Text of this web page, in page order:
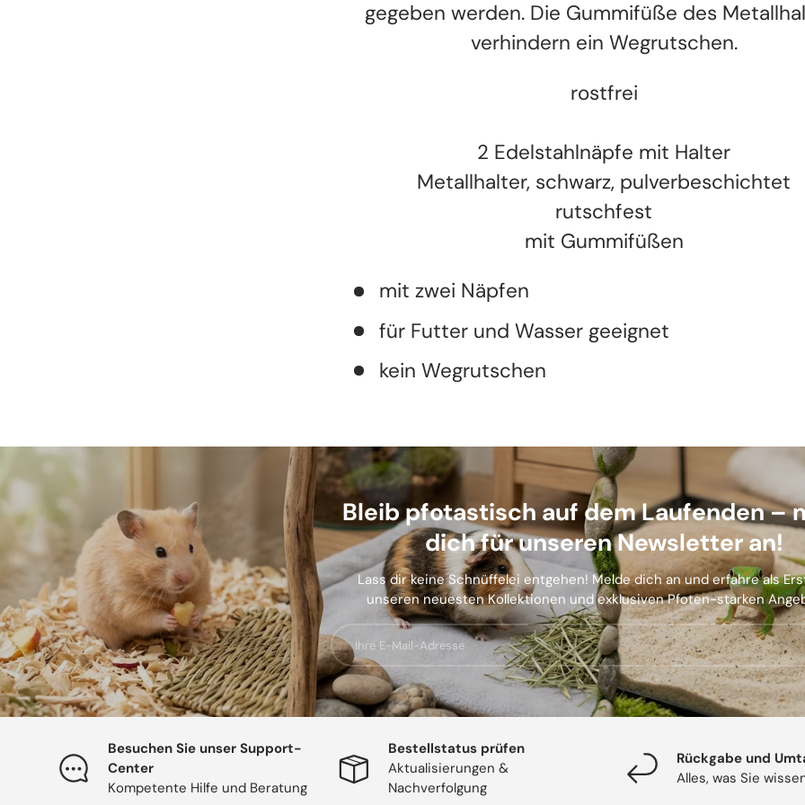
gegeben werden. Die Gummifüße des
verhindern ein Wegrutschen.
rostfrei
2 Edelstahlnäpfe mit Halter
Metallhalter, schwarz, pulverbeschichtet
rutschfest
mit Gummifüßen
mit zwei Näpfen
für Futter und Wasser geeignet
kein Wegrutschen
Bleib pfotastisch auf dem Laufenden –
dich für unseren Newsletter an!
Lass dir keine Schnüffelei entgehen! Melde dich an und erfahre als
unseren neuesten Kollektionen und exklusiven Pfoten-starken
E-Mail
Besuchen Sie unser Support-
Center
Kompetente Hilfe und Beratung
Bestellstatus prüfen
Aktualisierungen &
Nachverfolgung
Rückgabe und
Alles, was Sie